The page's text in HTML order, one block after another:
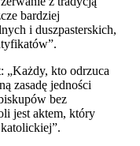
bardziej
i duszpasterskich,
„Każdy, kto odrzuca
zasadę jedności
bez
jest aktem, który